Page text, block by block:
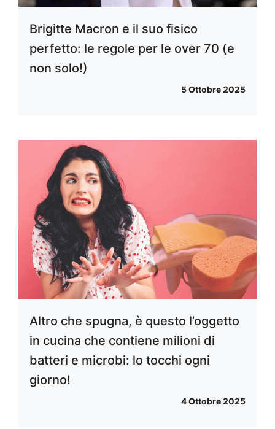
Brigitte Macron e il suo fisico
perfetto: le regole per le over 70 (e
non solo!)
5 Ottobre 2025
Altro che spugna, è questo l’oggetto
in cucina che contiene milioni di
batteri e microbi: lo tocchi ogni
giorno!
4 Ottobre 2025